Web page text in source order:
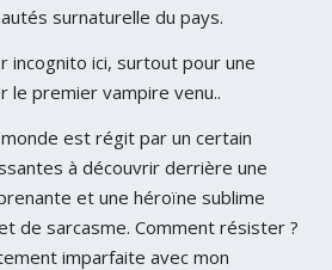
surnaturelle du pays.
incognito ici, surtout pour une
le premier vampire venu..
est régit par un certain
à découvrir derrière une
et une héroïne sublime
de sarcasme. Comment résister ?
imparfaite avec mon